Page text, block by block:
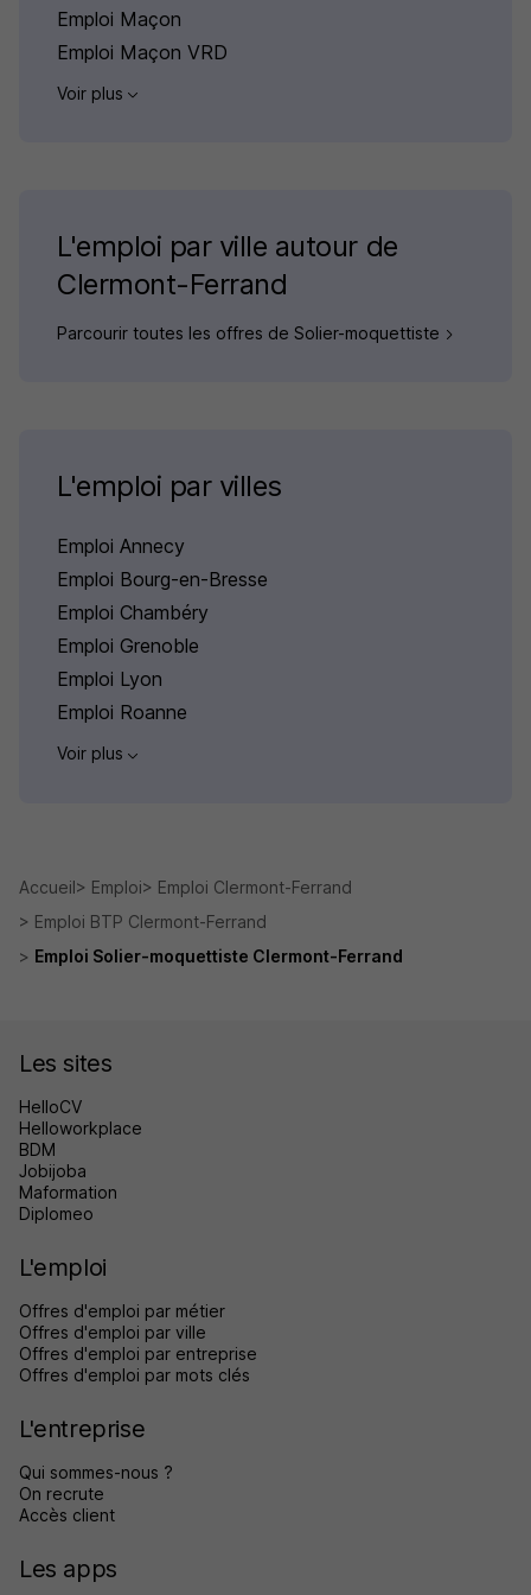
Emploi Maçon
Emploi Maçon VRD
Voir plus
L'emploi par ville autour de
Clermont-Ferrand
Parcourir toutes les offres de Solier-moquettiste
L'emploi par villes
Emploi Annecy
Emploi Bourg-en-Bresse
Emploi Chambéry
Emploi Grenoble
Emploi Lyon
Emploi Roanne
Voir plus
Accueil Emploi
Emploi Clermont-Ferrand
Emploi BTP Clermont-Ferrand
Emploi Solier-moquettiste Clermont-Ferrand
Les sites
HelloCV
Helloworkplace
BDM
Jobijoba
Maformation
Diplomeo
L'emploi
Offres d'emploi par métier
Offres d'emploi par ville
Offres d'emploi par entreprise
Offres d'emploi par mots clés
L'entreprise
Qui sommes-nous ?
On recrute
Accès client
Les apps